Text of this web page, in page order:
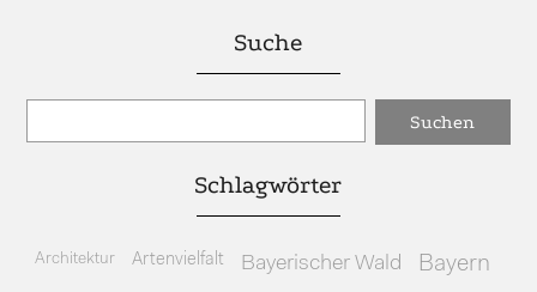
Suche
Schlagwörter
Architektur Artenvielfalt Bayerischer Wald Bayern